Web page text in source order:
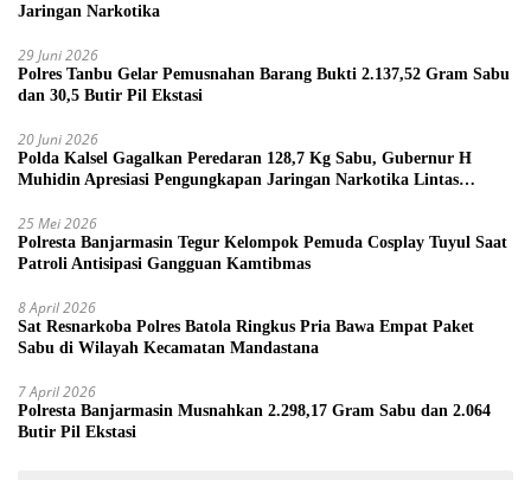
Jaringan Narkotika
29 Juni 2026
Polres Tanbu Gelar Pemusnahan Barang Bukti 2.137,52 Gram Sabu
dan 30,5 Butir Pil Ekstasi
20 Juni 2026
Polda Kalsel Gagalkan Peredaran 128,7 Kg Sabu, Gubernur H
Muhidin Apresiasi Pengungkapan Jaringan Narkotika Lintas
25 Mei 2026
Polresta Banjarmasin Tegur Kelompok Pemuda Cosplay Tuyul Saat
Patroli Antisipasi Gangguan Kamtibmas
8 April 2026
Sat Resnarkoba Polres Batola Ringkus Pria Bawa Empat Paket
Sabu di Wilayah Kecamatan Mandastana
7 April 2026
Polresta Banjarmasin Musnahkan 2.298,17 Gram Sabu dan 2.064
Butir Pil Ekstasi